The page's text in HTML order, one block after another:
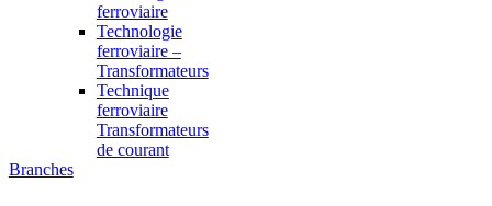
ferroviaire
Technologie
ferroviaire –
Transformateurs
Technique
ferroviaire
Transformateurs
de courant
Branches